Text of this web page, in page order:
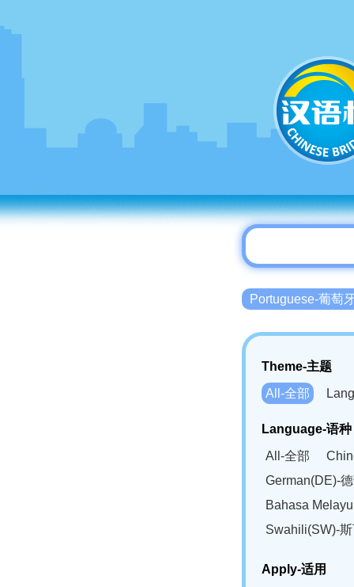
Portuguese-葡萄
Theme-主题
All-全部
Language-语种
All-全部
German(DE)-
Bahasa
Swahili(SW)-
Apply-适用